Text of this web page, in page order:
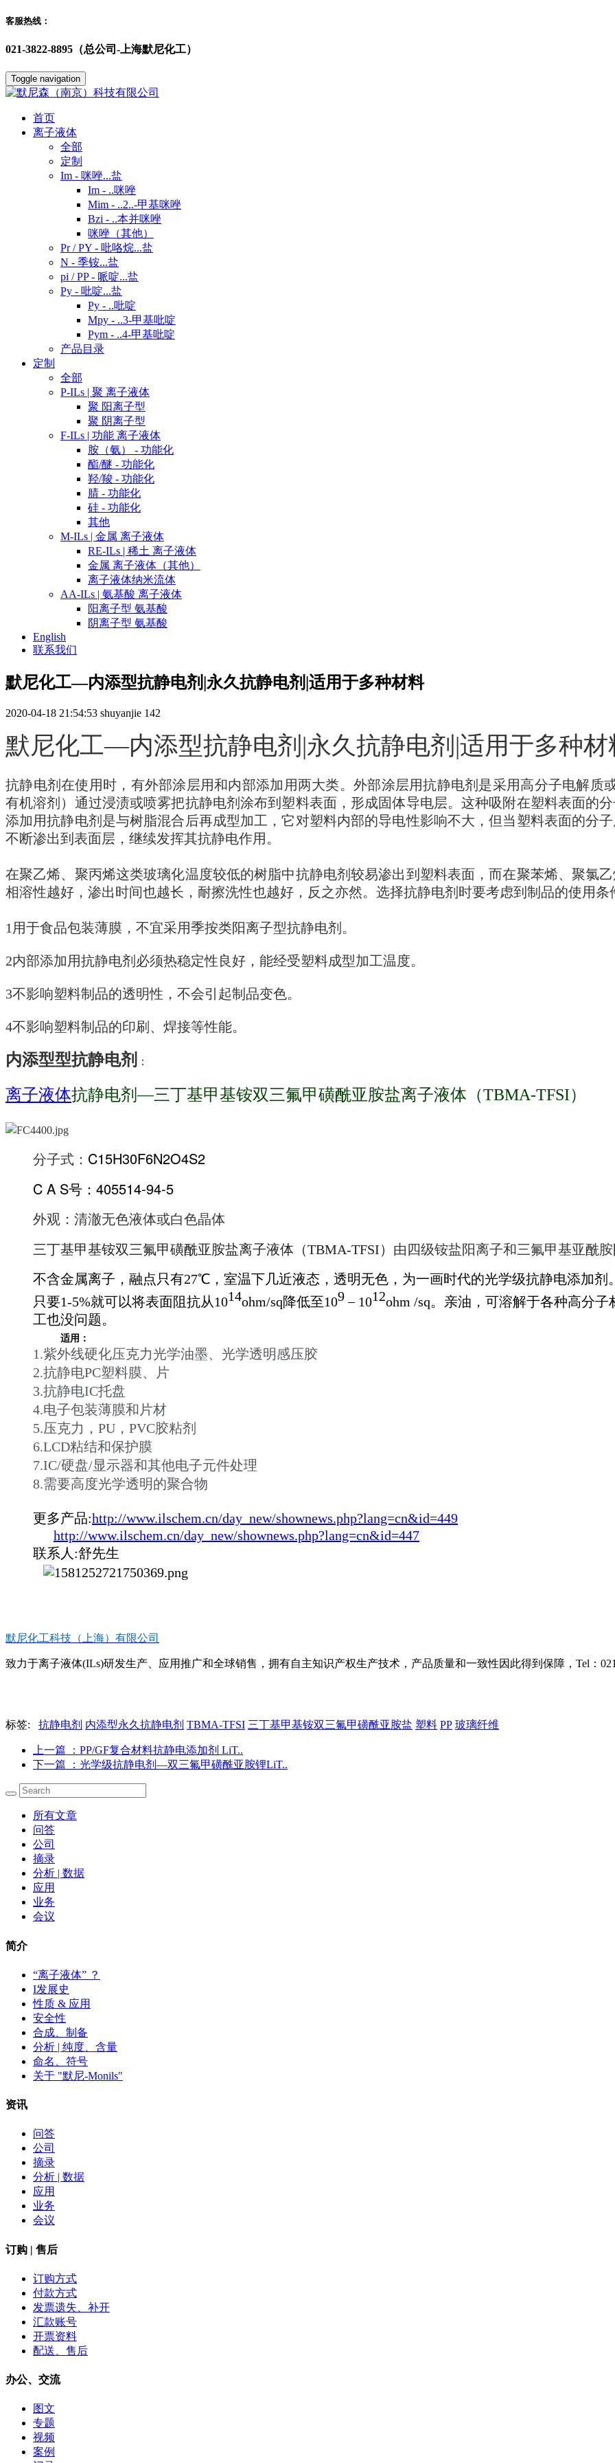
客服热线：
021-3822-8895（总公司-上海默尼化工）
Toggle navigation
首页
离子液体
全部
定制
Im - 咪唑...盐
Im - ..咪唑
Mim - ..2..-甲基咪唑
Bzi - ..本并咪唑
咪唑（其他）
Pr / PY - 吡咯烷...盐
N - 季铵...盐
pi / PP - 哌啶...盐
Py - 吡啶...盐
Py - ..吡啶
Mpy - ..3-甲基吡啶
Pym - ..4-甲基吡啶
产品目录
定制
全部
P-ILs | 聚 离子液体
聚 阳离子型
聚 阴离子型
F-ILs | 功能 离子液体
胺（氨） - 功能化
酯/醚 - 功能化
羟/羧 - 功能化
腈 - 功能化
硅 - 功能化
其他
M-ILs | 金属 离子液体
RE-ILs | 稀土 离子液体
金属 离子液体（其他）
离子液体纳米流体
AA-ILs | 氨基酸 离子液体
阳离子型 氨基酸
阴离子型 氨基酸
English
联系我们
默尼化工—内添型抗静电剂|永久抗静电剂|适用于多种材料
2020-04-18 21:54:53 shuyanjie 142
默尼化工—内添型抗静电剂|永久抗静电剂|适用于多种材
抗静电剂在使用时，有外部涂层用和内部添加用两大类。外部涂层用抗静电剂是采用高分子电解质
有机溶剂）通过浸渍或喷雾把抗静电剂涂布到塑料表面，形成固体导电层。这种吸附在塑料表面的
添加用抗静电剂是与树脂混合后再成型加工，它对塑料内部的导电性影响不大，但当塑料表面的分
不断渗出到表面层，继续发挥其抗静电作用。
在聚乙烯、聚丙烯这类玻璃化温度较低的树脂中抗静电剂较易渗出到塑料表面，而在聚苯烯、聚氯
相溶性越好，渗出时间也越长，耐擦洗性也越好，反之亦然。选择抗静电剂时要考虑到制品的使用条
1用于食品包装薄膜，不宜采用季按类阳离子型抗静电剂。
2内部添加用抗静电剂必须热稳定性良好，能经受塑料成型加工温度。
3不影响塑料制品的透明性，不会引起制品变色。
4不影响塑料制品的印刷、焊接等性能。
内添型型抗静电剂 ：
离子液体抗静电剂—三丁基甲基铵双三氟甲磺酰亚胺盐离子液体（TBMA-TFSI）
分子式： C15H30F6N2O4S2
C A S号：405514-94-5
外观：清澈无色液体或白色晶体
三丁基甲基铵双三氟甲磺酰亚胺盐离子液体（TBMA-TFSI） 由四级铵盐阳离子和三氟甲基亚酰胺
不含金属离子，融点只有27℃，室温下几近液态，透明无色，为一画时代的光学级抗静电添加剂。
只要1-5%就可以将表面阻抗从1014ohm/sq降低至109 _ 1012ohm /sq。亲油，可溶解于各种高分
工也没问题。
适用：
1.紫外线硬化压克力光学油墨、光学透明感压胶
2.抗静电PC塑料膜、片
3.抗静电IC托盘
4.电子包装薄膜和片材
5.压克力，PU，PVC胶粘剂
6.LCD粘结和保护膜
7.IC/硬盘/显示器和其他电子元件处理
8.需要高度光学透明的聚合物
更多产品:http://www.ilschem.cn/day_new/shownews.php?lang=cn&id=449
http://www.ilschem.cn/day_new/shownews.php?lang=cn&id=447
联系人:舒先生
默尼化工科技（上海）有限公司
致力于离子液体(ILs)研发生产、应用推广和全球销售，拥有自主知识产权生产技术，产品质量和一致性因此得到保障，Tel：
标签: 抗静电剂 内添型永久抗静电剂 TBMA-TFSI 三丁基甲基铵双三氟甲磺酰亚胺盐 塑料 PP 玻璃纤维
上一篇
：PP/GF复合材料抗静电添加剂 LiT..
下一篇
：光学级抗静电剂―双三氟甲磺酰亚胺锂LiT..
所有文章
问答
公司
摘录
分析 | 数据
应用
业务
会议
简介
“离子液体” ？
I发展史
性质 & 应用
安全性
合成、制备
分析 | 纯度、含量
命名、符号
关于 "默尼-Monils"
资讯
问答
公司
摘录
分析 | 数据
应用
业务
会议
订购 | 售后
订购方式
付款方式
发票遗失、补开
汇款账号
开票资料
配送、售后
办公、交流
图文
专题
视频
案例